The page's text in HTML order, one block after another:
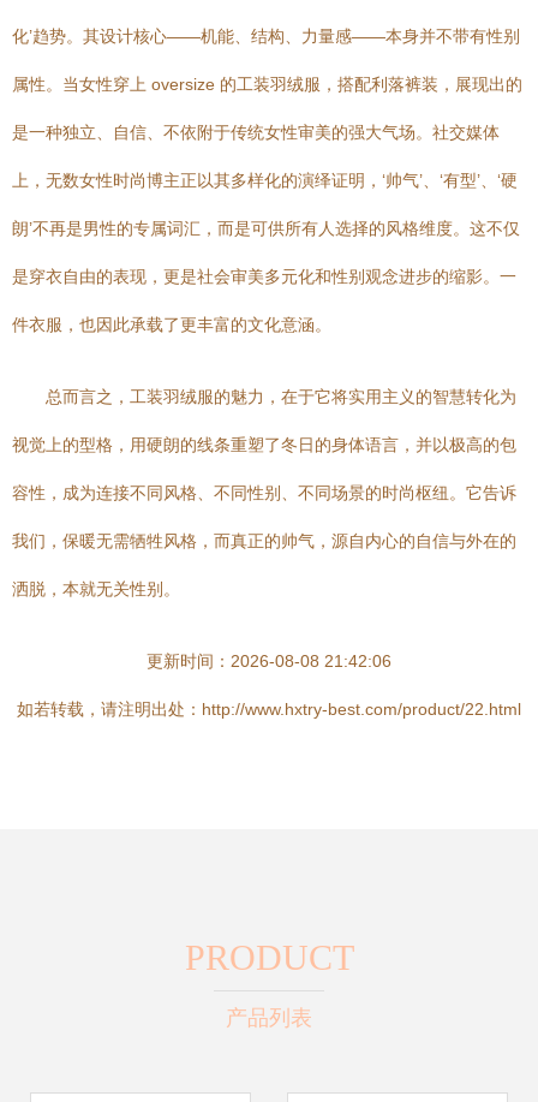
化’趋势。其设计核心——机能、结构、力量感——本身并不带有性别
属性。当女性穿上 oversize 的工装羽绒服，搭配利落裤装，展现出的
是一种独立、自信、不依附于传统女性审美的强大气场。社交媒体
上，无数女性时尚博主正以其多样化的演绎证明，‘帅气’、‘有型’、‘硬
朗’不再是男性的专属词汇，而是可供所有人选择的风格维度。这不仅
是穿衣自由的表现，更是社会审美多元化和性别观念进步的缩影。一
件衣服，也因此承载了更丰富的文化意涵。
总而言之，工装羽绒服的魅力，在于它将实用主义的智慧转化为
视觉上的型格，用硬朗的线条重塑了冬日的身体语言，并以极高的包
容性，成为连接不同风格、不同性别、不同场景的时尚枢纽。它告诉
我们，保暖无需牺牲风格，而真正的帅气，源自内心的自信与外在的
洒脱，本就无关性别。
更新时间：2026-08-08 21:42:06
如若转载，请注明出处：http://www.hxtry-best.com/product/22.html
PRODUCT
产品列表